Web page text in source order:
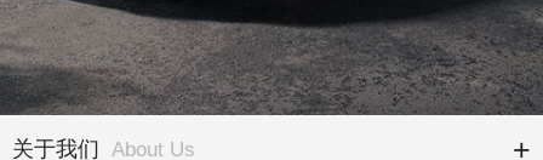
关于我们 About Us